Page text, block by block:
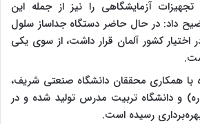
آزمایشگاهی را نیز از جمله این
داد: در حال حاضر دستگاه جداساز سلول
اختیار کشور آلمان قرار داشت، از سوی یکی
با همکاری محققان دانشگاه صنعتی شریف،
و دانشگاه تربیت مدرس تولید شده و در
رسیده است.